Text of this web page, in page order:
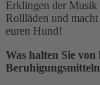
Erklingen der Musik
Rollläden und
euren Hund!
Was halten Sie